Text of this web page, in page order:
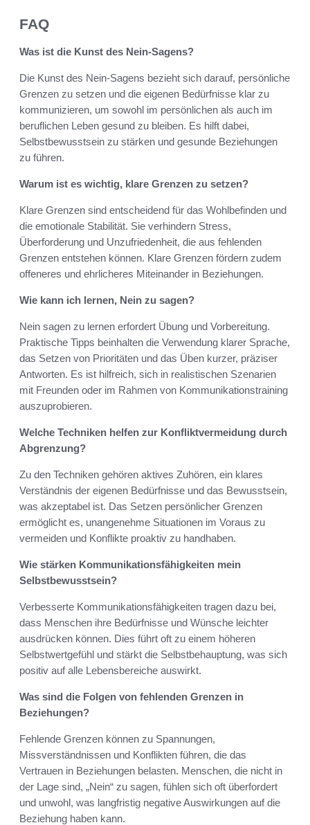
FAQ
Was ist die Kunst des Nein-Sagens?
Die Kunst des Nein-Sagens bezieht sich darauf, persönliche
Grenzen zu setzen und die eigenen Bedürfnisse klar zu
kommunizieren, um sowohl im persönlichen als auch im
beruflichen Leben gesund zu bleiben. Es hilft dabei,
Selbstbewusstsein zu stärken und gesunde Beziehungen
zu führen.
Warum ist es wichtig, klare Grenzen zu setzen?
Klare Grenzen sind entscheidend für das Wohlbefinden und
die emotionale Stabilität. Sie verhindern Stress,
Überforderung und Unzufriedenheit, die aus fehlenden
Grenzen entstehen können. Klare Grenzen fördern zudem
offeneres und ehrlicheres Miteinander in Beziehungen.
Wie kann ich lernen, Nein zu sagen?
Nein sagen zu lernen erfordert Übung und Vorbereitung.
Praktische Tipps beinhalten die Verwendung klarer Sprache,
das Setzen von Prioritäten und das Üben kurzer, präziser
Antworten. Es ist hilfreich, sich in realistischen Szenarien
mit Freunden oder im Rahmen von Kommunikationstraining
auszuprobieren.
Welche Techniken helfen zur Konfliktvermeidung durch
Abgrenzung?
Zu den Techniken gehören aktives Zuhören, ein klares
Verständnis der eigenen Bedürfnisse und das Bewusstsein,
was akzeptabel ist. Das Setzen persönlicher Grenzen
ermöglicht es, unangenehme Situationen im Voraus zu
vermeiden und Konflikte proaktiv zu handhaben.
Wie stärken Kommunikationsfähigkeiten mein
Selbstbewusstsein?
Verbesserte Kommunikationsfähigkeiten tragen dazu bei,
dass Menschen ihre Bedürfnisse und Wünsche leichter
ausdrücken können. Dies führt oft zu einem höheren
Selbstwertgefühl und stärkt die Selbstbehauptung, was sich
positiv auf alle Lebensbereiche auswirkt.
Was sind die Folgen von fehlenden Grenzen in
Beziehungen?
Fehlende Grenzen können zu Spannungen,
Missverständnissen und Konflikten führen, die das
Vertrauen in Beziehungen belasten. Menschen, die nicht in
der Lage sind, „Nein“ zu sagen, fühlen sich oft überfordert
und unwohl, was langfristig negative Auswirkungen auf die
Beziehung haben kann.